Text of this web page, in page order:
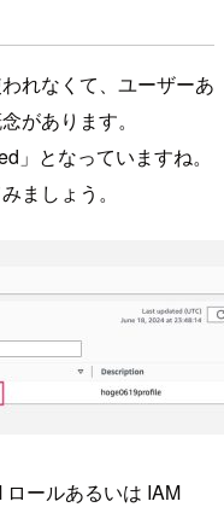
れなくて、ユーザーあ
があります。
」となっていますね。
ましょう。
ールあるいは IAM